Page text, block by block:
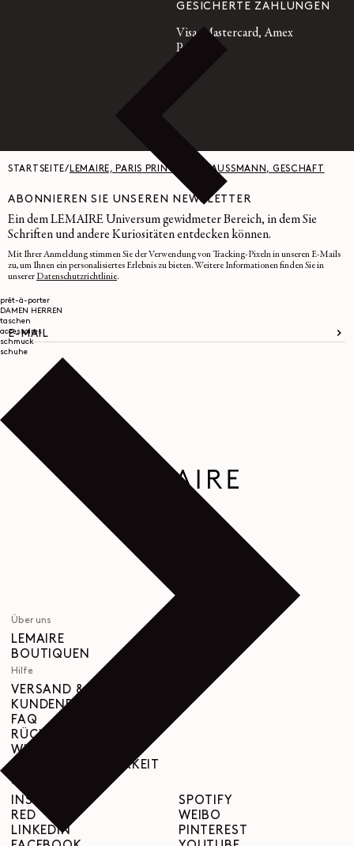
prêt-à-porter
DAMEN
HERREN
taschen
accessoires
schmuck
schuhe
GESICHERTE ZAHLUNGEN
Visa, Mastercard, Amex
Paypal
STARTSEITE/ LEMAIRE, PARIS PRINTEMPS HAUSSMANN, GESCHÄFT
ABONNIEREN SIE UNSEREN NEWSLETTER
Ein dem LEMAIRE Universum gewidmeter Bereich, in dem Sie
Schriften und andere Kuriositäten entdecken können.
Mit Ihrer Anmeldung stimmen Sie der Verwendung von Tracking-Pixeln in unseren E-Mails
zu, um Ihnen ein personalisiertes Erlebnis zu bieten. Weitere Informationen finden Sie in
unserer Datenschutzrichtlinie.
E-MAIL
Über uns
LEMAIRE
BOUTIQUEN
Hilfe
VERSAND & LIEFERUNGEN
KUNDENBETREUUNG
FAQ
RÜCKGABEANFRAGE
WIDERRUFSRECHT
RÜCKVERFOLGBARKEIT
Social
INSTAGRAM
RED
LINKEDIN
SPOTIFY
WEIBO
PINTEREST